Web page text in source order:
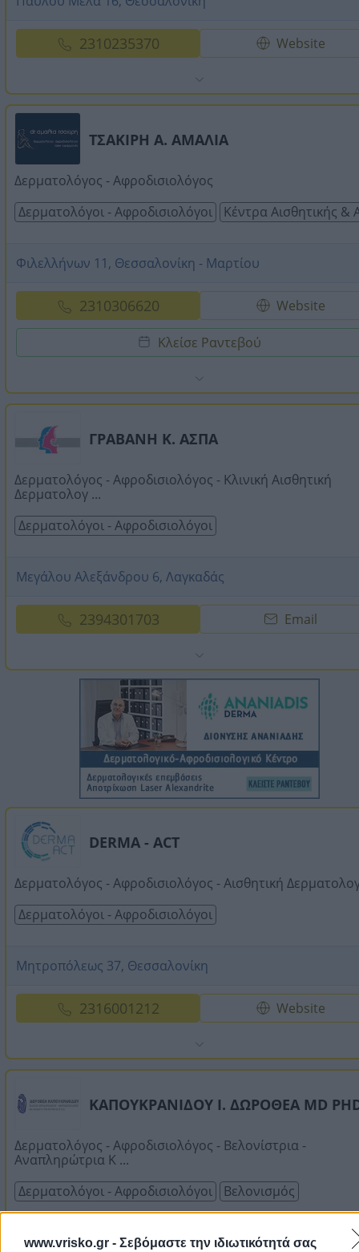
www.vrisko.gr - Σεβόμαστε την ιδιωτικότητά σας
2310235370 Website
ΤΣΑΚΙΡΗ Α. ΑΜΑΛΙΑ
Δερματολόγος - Αφροδισιολόγος
Δερματολόγοι - Αφροδισιολόγοι
Κέντρα Αισθητικής &
Φιλελλήνων 11, Θεσσαλονίκη - Μαρτίου
2310306620 Website
Κλείσε Ραντεβού
ΓΡΑΒΑΝΗ Κ. ΑΣΠΑ
Δερματολόγος - Αφροδισιολόγος - Κλινική Αισθητική
Δερματολογ ...
Δερματολόγοι - Αφροδισιολόγοι
Μεγάλου Αλεξάνδρου 6, Λαγκαδάς
2394301703 Email
DERMA - ACT
Δερματολόγος - Αφροδισιολόγος - Αισθητική
Δερματολόγοι - Αφροδισιολόγοι
Μητροπόλεως 37, Θεσσαλονίκη
2316001212 Website
ΚΑΠΟΥΚΡΑΝΙΔΟΥ Ι. ΔΩΡΟΘΕΑ MD
Δερματολόγος - Αφροδισιολόγος - Βελονίστρια -
Αναπληρώτρια Κ ...
Δερματολόγοι - Αφροδισιολόγοι
Βελονισμός
Ιπποκράτους 24, Καλαμαριά